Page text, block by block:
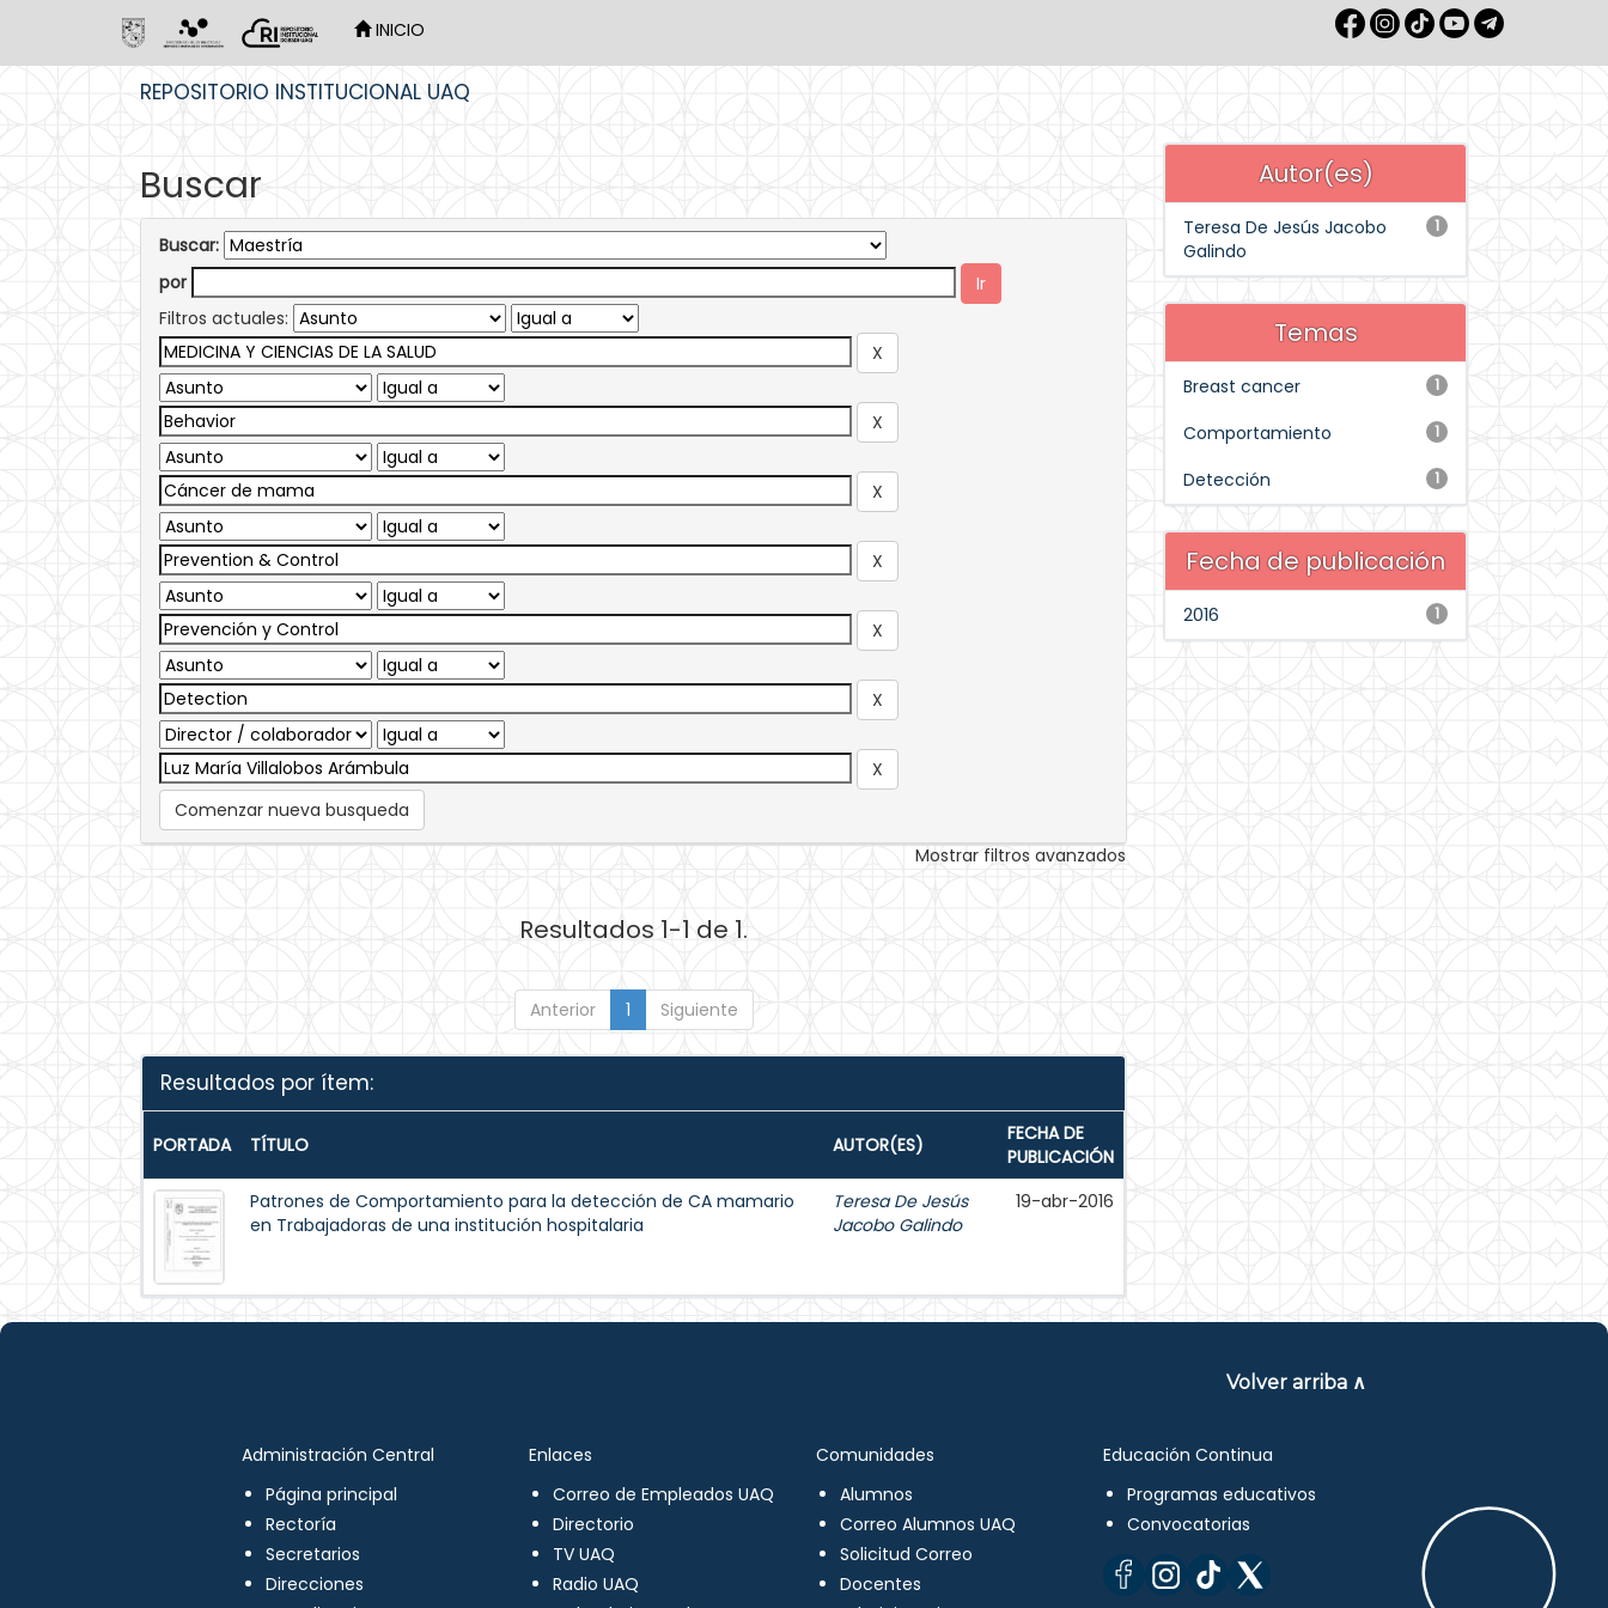
INICIO
REPOSITORIO INSTITUCIONAL UAQ
Buscar
Buscar:
por
Filtros actuales:
Comenzar nueva busqueda
Mostrar filtros avanzados
Resultados 1-1 de 1.
Anterior 1 Siguiente
Resultados por ítem:
PORTADA TÍTULO AUTOR(ES)
FECHA DE
PUBLICACIÓN
Patrones de Comportamiento para la detección de CA mamario
en Trabajadoras de una institución hospitalaria
Teresa De Jesús
Jacobo Galindo
19-abr-2016
Autor(es)
1
Teresa De Jesús Jacobo
Galindo
Temas
1
Breast cancer
1
Comportamiento
1
Detección
Fecha de publicación
1
2016
Volver arriba ∧
Administración Central
Página principal
Rectoría
Secretarios
Direcciones
Enlaces
Correo de Empleados UAQ
Directorio
TV UAQ
Radio UAQ
Comunidades
Alumnos
Correo Alumnos UAQ
Solicitud Correo
Docentes
Educación Continua
Programas educativos
Convocatorias